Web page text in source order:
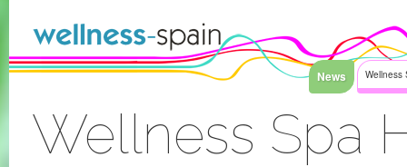
News Wellness
Wellness Spa